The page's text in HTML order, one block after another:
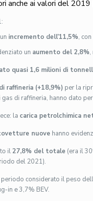
anche ai valori del 2019
incremento dell’11,5%,
un aumento del 2,8%
quasi 1,6 milioni di
raffineria (+18,9%) per la
di raffineria, hanno dato
la carica petrolchimica
nuove hanno
il27,8% del totale (era il
del 2021).
periodo considerato il peso
in e 3,7% BEV.